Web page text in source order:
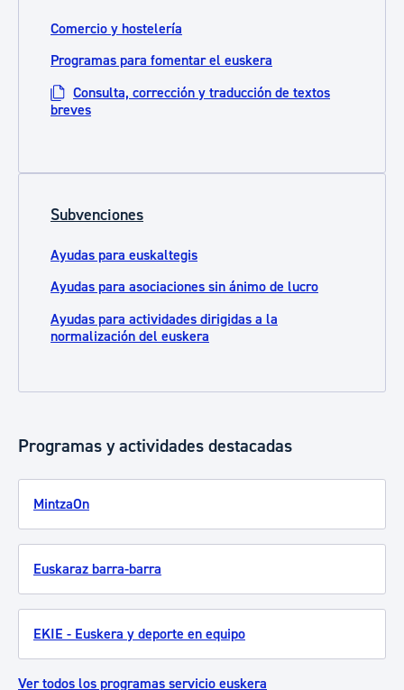
Comercio y hostelería
Programas para fomentar el euskera
Consulta, corrección y traducción de textos
breves
Subvenciones
Ayudas para euskaltegis
Ayudas para asociaciones sin ánimo de lucro
Ayudas para actividades dirigidas a la
normalización del euskera
Programas y actividades destacadas
MintzaOn
Euskaraz barra-barra
EKIE - Euskera y deporte en equipo
Ver todos los programas servicio euskera